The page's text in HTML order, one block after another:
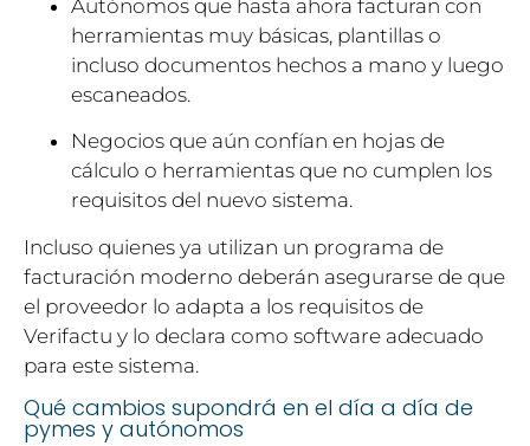
Autónomos que hasta ahora facturan con
herramientas muy básicas, plantillas o
incluso documentos hechos a mano y luego
escaneados.
Negocios que aún confían en hojas de
cálculo o herramientas que no cumplen los
requisitos del nuevo sistema.
Incluso quienes ya utilizan un programa de
facturación moderno deberán asegurarse de que
el proveedor lo adapta a los requisitos de
Verifactu y lo declara como software adecuado
para este sistema.
Qué cambios supondrá en el día a día de
pymes y autónomos